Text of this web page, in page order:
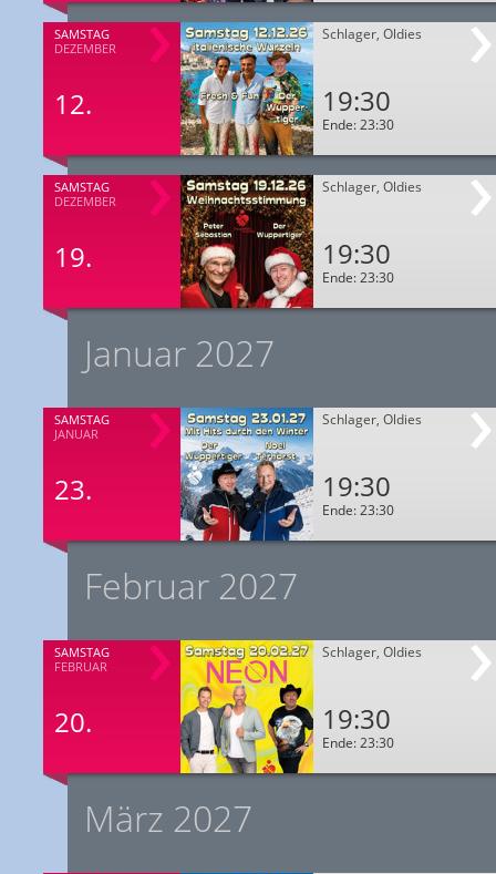
SAMSTAG
DEZEMBER
12.
Schlager, Oldies
19:30
Ende: 23:30
SAMSTAG
DEZEMBER
19.
Schlager, Oldies
19:30
Ende: 23:30
Januar 2027
SAMSTAG
JANUAR
23.
Schlager, Oldies
19:30
Ende: 23:30
Februar 2027
SAMSTAG
FEBRUAR
20.
Schlager, Oldies
19:30
Ende: 23:30
März 2027